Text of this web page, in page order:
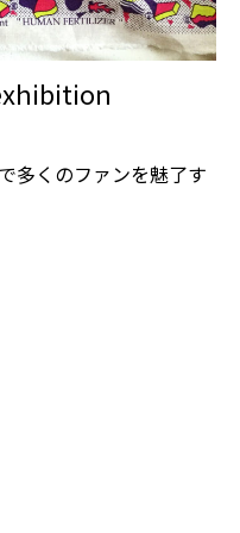
多くのファンを魅了す